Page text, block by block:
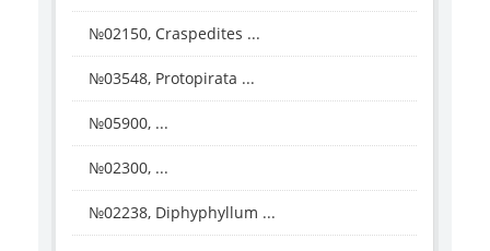
№02150, Craspedites ...
№03548, Protopirata ...
№05900, ...
№02300, ...
№02238, Diphyphyllum ...